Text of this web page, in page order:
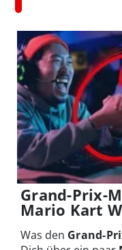
Grand-Prix-
Mario Kart
Was den Grand-